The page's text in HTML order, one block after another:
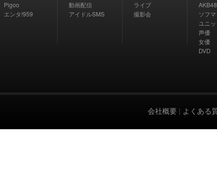
Pigoo
エンタ!959
動画配信
アイドルSMS
ライブ
撮影会
AKB48
ソフ
ユニ
声優
女優
DVD
会社概要 | よくある